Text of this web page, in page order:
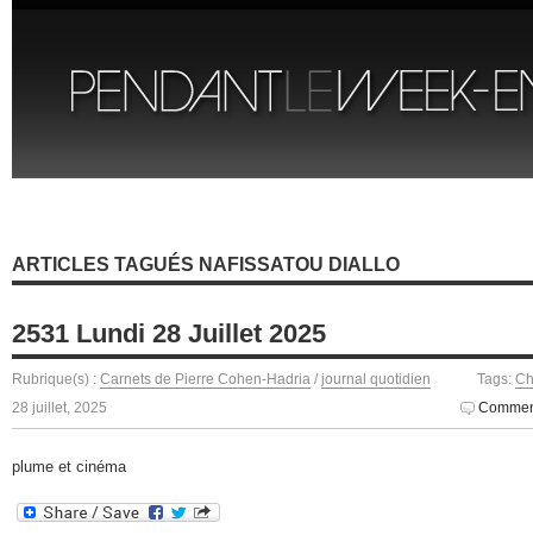
ARTICLES TAGUÉS NAFISSATOU DIALLO
2531 Lundi 28 Juillet 2025
Rubrique(s) : Carnets de Pierre Cohen-Hadria / journal quotidien Tags:
28 juillet, 2025
plume et cinéma